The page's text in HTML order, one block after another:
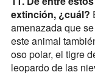
extinción, ¿cuál?
amenazada que
este animal
oso polar, el tigre
leopardo de las